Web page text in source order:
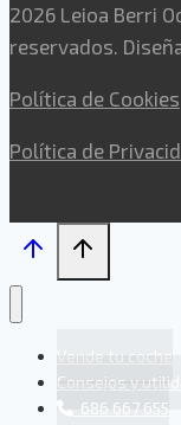
2026 Leioa Berri
reservados.
Política de Cookies
Política de
Vende tu coche
Consejos y
686 667 655